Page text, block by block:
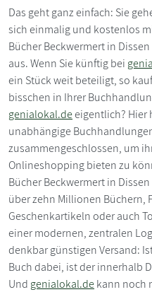
Das geht ganz einfach: Sie
sich einmalig und kostenlos
Bücher Beckwermert in
aus. Wenn Sie künftig bei
ein Stück weit beteiligt, so
bisschen in Ihrer
genialokal.deeigentlich? Hier
unabhängige
zusammengeschlossen, um
Onlineshopping bieten zu
Bücher Beckwermert in
über zehn Millionen Büchern,
Geschenkartikeln oder auch
einer modernen, zentralen
denkbar günstigen Versand:
Buch dabei, ist der innerhalb
Und genialokal.dekann noch